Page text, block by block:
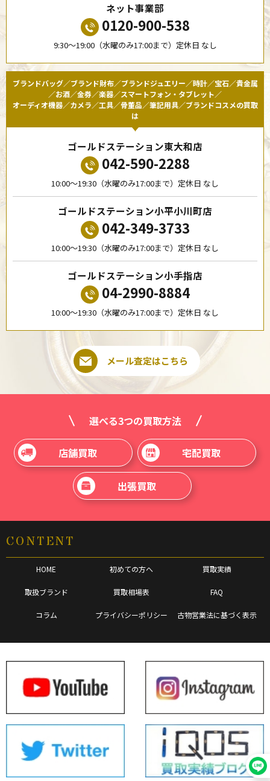
ネット事業部
0120-900-538
9:30〜19:00（水曜のみ17:00まで）定休日 なし
ブランドバッグ／ブランド財布／ブランドジュエリー／時計／宝石／貴金属
／お酒／金券／楽器／スマートフォン・タブレット／
オーディオ機器／カメラ／工具／骨董品／筆記用具／ブランドコスメの買取
は
ゴールドステーション東大和店
042-590-2288
10:00〜19:30（水曜のみ17:00まで）定休日 なし
ゴールドステーション小平小川町店
042-349-3733
10:00〜19:30（水曜のみ17:00まで）定休日 なし
ゴールドステーション小手指店
04-2990-8884
10:00〜19:30（水曜のみ17:00まで）定休日 なし
メール査定はこちら
選べる3つの買取方法
店舗買取 宅配買取
出張買取
CONTENT
HOME 初めての方へ 買取実績
取扱ブランド 買取相場表 FAQ
コラム プライバシーポリシー 古物営業法に基づく表示